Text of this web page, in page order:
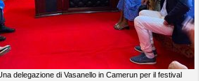
delegazione di Vasanello in Camerun per il festival